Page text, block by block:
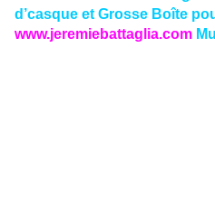
d’casque et Grosse Boîte
www.jeremiebattaglia.com